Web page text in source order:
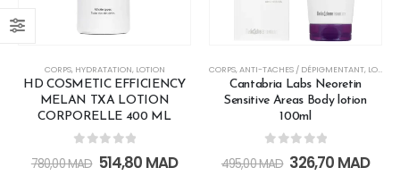
CORPS, HYDRATATION, LOTION
HD COSMETIC EFFICIENCY
MELAN TXA LOTION
CORPORELLE 400 ML
out of 5
780,00MAD 514,80 MAD
CORPS,ANTI-TACHES / DÉPIGMENTANT, LOTION
Cantabria Labs Neoretin
Sensitive Areas Body lotion
100ml
out of 5
495,00MAD 326,70 MAD